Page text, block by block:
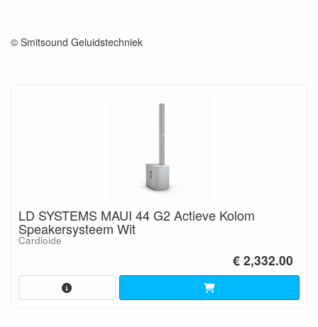
© Smitsound Geluidstechniek
LD SYSTEMS MAUI 44 G2 Actieve Kolom
Speakersysteem Wit
Cardioide
€ 2,332.00